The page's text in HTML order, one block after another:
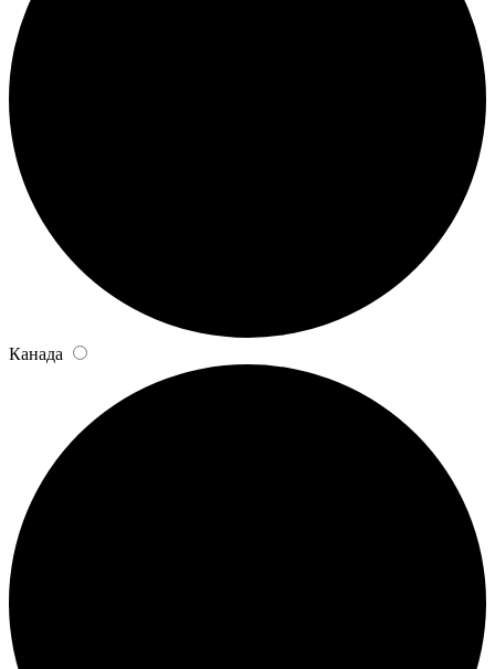
Канада